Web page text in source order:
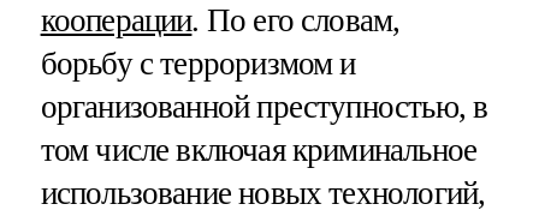
кооперации. По его словам,
борьбу с терроризмом и
организованной преступностью, в
том числе включая криминальное
использование новых технологий,